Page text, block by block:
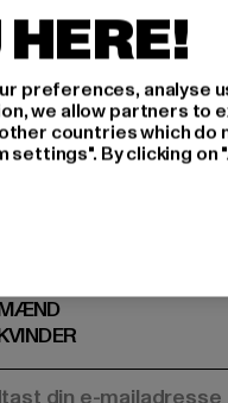
preferences, analyse
we allow partners to
countries which do
By clicking on